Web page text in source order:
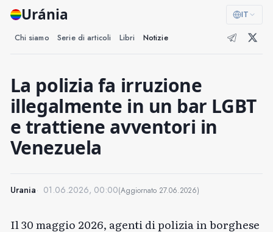
Uránia IT
Chi siamo Serie di articoli Libri Notizie
La polizia fa irruzione
illegalmente in un bar LGBT
e trattiene avventori in
Venezuela
Urania 01.06.2026, 00:00(Aggiornato 27.06.2026)
Il 30 maggio 2026, agenti di polizia in borghese